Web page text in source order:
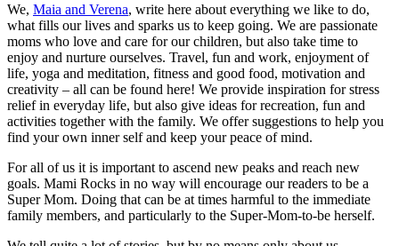
We, Maia and Verena, write here about everything we like to do,
what fills our lives and sparks us to keep going. We are passionate
moms who love and care for our children, but also take time to
enjoy and nurture ourselves. Travel, fun and work, enjoyment of
life, yoga and meditation, fitness and good food, motivation and
creativity – all can be found here! We provide inspiration for stress
relief in everyday life, but also give ideas for recreation, fun and
activities together with the family. We offer suggestions to help you
find your own inner self and keep your peace of mind.
For all of us it is important to ascend new peaks and reach new
goals. Mami Rocks in no way will encourage our readers to be a
Super Mom. Doing that can be at times harmful to the immediate
family members, and particularly to the Super-Mom-to-be herself.